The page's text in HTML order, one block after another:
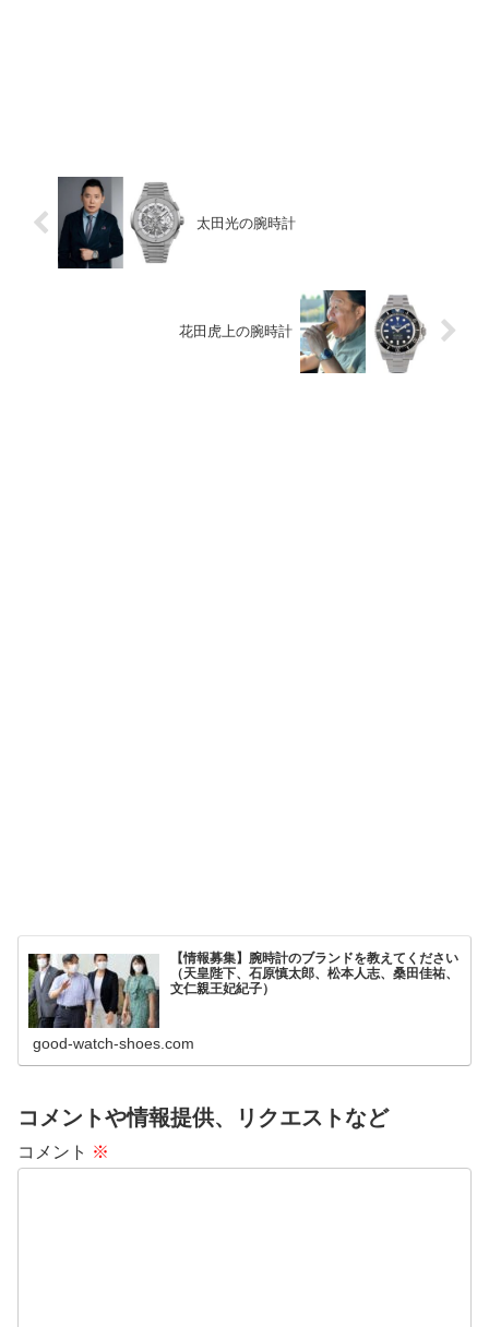
太田光の腕時計
花田虎上の腕時計
【情報募集】腕時計のブランドを教えてください
（天皇陛下、石原慎太郎、松本人志、桑田佳祐、
文仁親王妃紀子）
good-watch-shoes.com
コメントや情報提供、リクエストなど
コメント ※